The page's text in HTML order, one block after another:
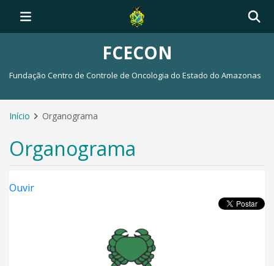
FCECON
Fundação Centro de Controle de Oncologia do Estado do Amazonas
Início Organograma
Organograma
Ouvir